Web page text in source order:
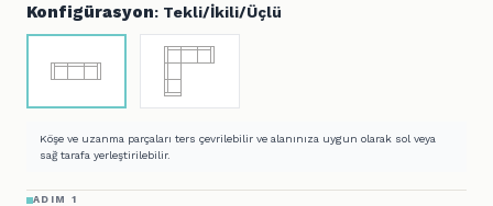
Konfigürasyon: Tekli/İkili/Üçlü
Köşe ve uzanma parçaları ters çevrilebilir ve alanınıza uygun olarak sol veya
sağ tarafa yerleştirilebilir.
ADIM 1